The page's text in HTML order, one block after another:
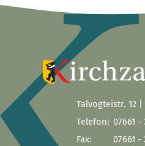
Talvogteistr. 12
Telefon: 07661 -
Fax:
07661 -